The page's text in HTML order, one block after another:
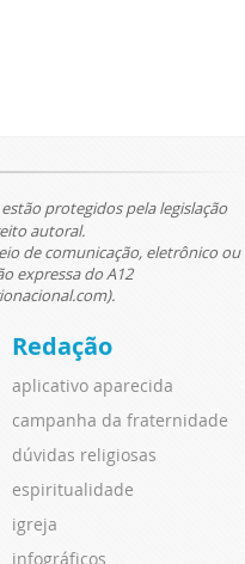
protegidos pela legislação
autoral.
de comunicação, eletrônico ou
expressa do A12
Redação
aplicativo aparecida
campanha da fraternidade
dúvidas religiosas
espiritualidade
igreja
infográficos